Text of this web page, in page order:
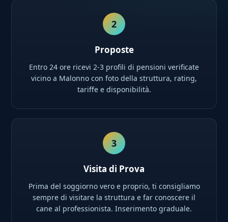
2
Proposte
Entro 24 ore ricevi 2-3 profili di pensioni verificate
vicino a Malonno con foto della struttura, rating,
tariffe e disponibilità.
3
Visita di Prova
Prima del soggiorno vero e proprio, ti consigliamo
sempre di visitare la struttura e far conoscere il
cane al professionista. Inserimento graduale.